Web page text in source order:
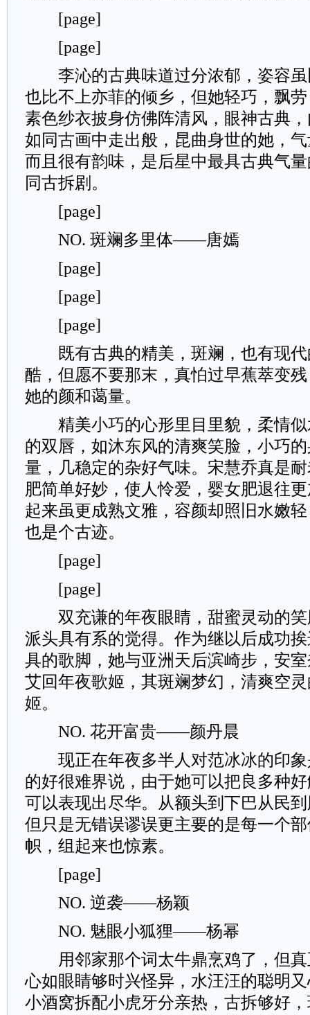
[page]
[page]
李沁的古典味道过分浓郁，姿容虽
也比不上亦菲的倾乡，但她轻巧，飘
素色纱衣披身仿佛阵清风，眼神古典
如同古画中走出般，昆曲身世的她，
而且很有韵味，是后星中最具古典气
同古拆剧。
[page]
NO. 斑斓多里体——唐嫣
[page]
[page]
[page]
既有古典的精美，斑斓，也有现代
酷，但愿不要那末，真怕过早蕉萃变
她的颜和蔼量。
精美小巧的心形里目里貌，柔情似
的双唇，如沐东风的清爽笑脸，小巧
量，几稳定的杂好气味。宋慧乔真是
肥简单好妙，使人怜爱，婴女肥退往
起来虽更成熟文雅，容颜却照旧水嫩
也是个古迹。
[page]
[page]
双充谦的年夜眼睛，甜蜜灵动的笑
派头具有系的觉得。作为继以后成功
具的歌脚，她与亚洲天后滨崎步，安
艾回年夜歌姬，其斑斓梦幻，清爽空
姬。
NO. 花开富贵——颜丹晨
现正在年夜多半人对范冰冰的印象
的好很难界说，由于她可以把良多种
可以表现出尽华。从额头到下巴从民
但只是无错误谬误更主要的是每一个
帜，组起来也惊素。
[page]
NO. 逆袭——杨颖
NO. 魅眼小狐狸——杨幂
用邻家那个词太牛鼎烹鸡了，但真
心如眼睛够时兴怪异，水汪汪的聪明
小酒窝拆配小虎牙分亲热，古拆够好